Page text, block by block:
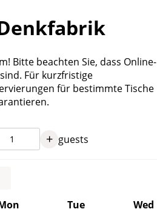
Bitte beachten Sie, dass Online-
Für kurzfristige
für bestimmte Tische
+ guests
Tue Wed